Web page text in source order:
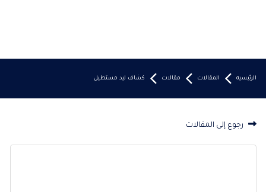
الرئيسيه المقالات مقالات كشاف ليد مستطيل
رجوع إلى المقالات